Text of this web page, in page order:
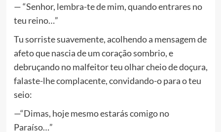
— “Senhor, lembra-te de mim, quando entrares no
teu reino…”
Tu sorriste suavemente, acolhendo a mensagem de
afeto que nascia de um coração sombrio, e
debruçando no malfeitor teu olhar cheio de doçura,
falaste-lhe complacente, convidando-o para o teu
seio:
—“Dimas, hoje mesmo estarás comigo no
Paraíso…”